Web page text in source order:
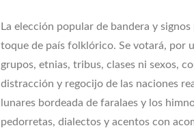
La elección popular de bandera y
toque de país folklórico. Se votará, por
grupos, etnias, tribus, clases ni sexos,
distracción y regocijo de las naciones
lunares bordeada de faralaes y los
pedorretas, dialectos y acentos con